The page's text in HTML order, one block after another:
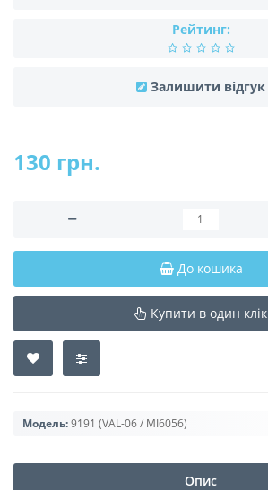
Рейтинг:
Залишити відгук
130 грн.
До кошика
Купити в один клік
Модель:9191 (VAL-06 / MI6056)
Опис